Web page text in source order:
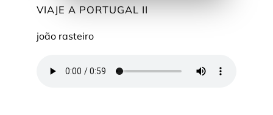
VIAJE A PORTUGAL II
joão rasteiro